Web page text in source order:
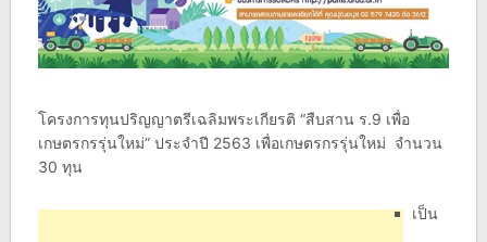
โครงการทุนปริญญาตรีเฉลิมพระเกียรติ “สืบสาน ร.9 เพื่อ
เกษตรกรรุ่นใหม่” ประจำปี 2563 เพื่อเกษตรกรรุ่นใหม่ จำนวน
30 ทุน
เป็น